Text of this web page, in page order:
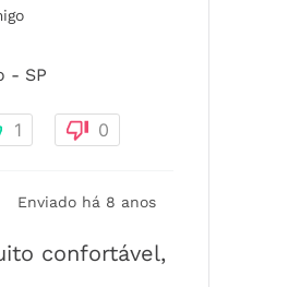
- SP
1 0
Enviado há 8 anos
confortável,